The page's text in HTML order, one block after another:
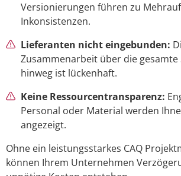
Versionierungen führen zu
Inkonsistenzen.
Lieferanten nicht eingebunden:
Zusammenarbeit über die gesamte
hinweg ist lückenhaft.
Keine Ressourcentransparenz:
Personal oder Material werden
angezeigt.
Ohne ein leistungsstarkes CAQ
können Ihrem Unternehmen